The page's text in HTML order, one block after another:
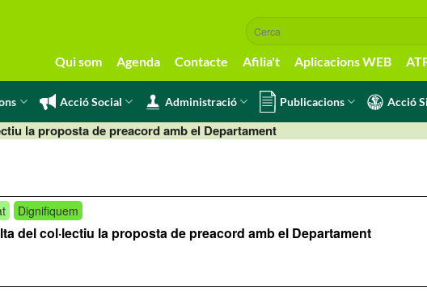
Qui som Agenda Contacte Afilia't Aplicacions WEB
Acció Social Administració Publicacions Acció
la proposta de preacord amb el Departament
Dignifiquem
del col·lectiu la proposta de preacord amb el Departament